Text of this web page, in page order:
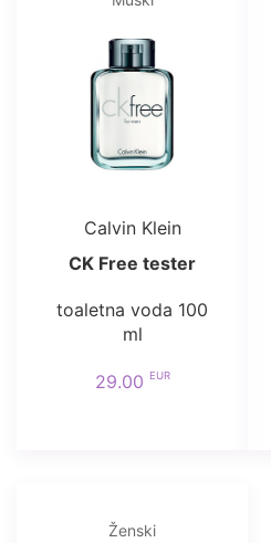
Calvin Klein
CK Free tester
toaletna voda 100
ml
29.00 EUR
Ženski